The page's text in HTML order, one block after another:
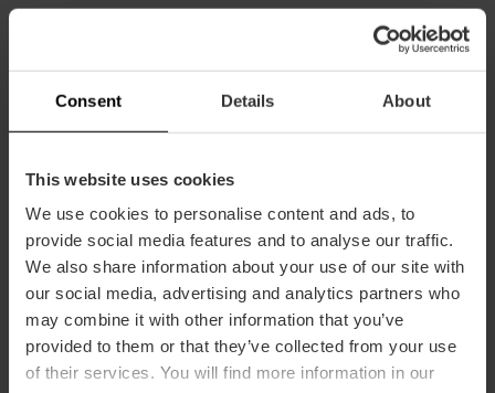
Consent Details About
This website uses cookies
We use cookies to personalise content and ads, to
provide social media features and to analyse our traffic.
We also share information about your use of our site with
our social media, advertising and analytics partners who
may combine it with other information that you’ve
provided to them or that they’ve collected from your use
of their services. You will find more information in our
Certificacions